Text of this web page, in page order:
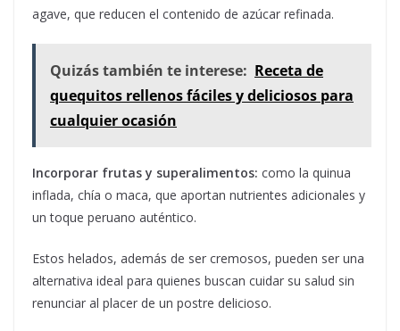
agave, que reducen el contenido de azúcar refinada.
Quizás también te interese: Receta de
quequitos rellenos fáciles y deliciosos para
cualquier ocasión
Incorporar frutas y superalimentos: como la quinua
inflada, chía o maca, que aportan nutrientes adicionales y
un toque peruano auténtico.
Estos helados, además de ser cremosos, pueden ser una
alternativa ideal para quienes buscan cuidar su salud sin
renunciar al placer de un postre delicioso.